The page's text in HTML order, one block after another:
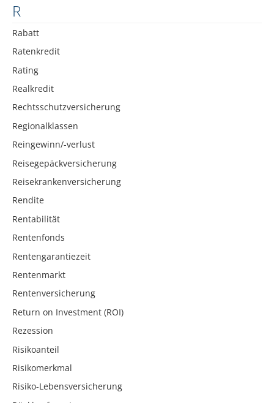
R
Rabatt
Ratenkredit
Rating
Realkredit
Rechtsschutzversicherung
Regionalklassen
Reingewinn/-verlust
Reisegepäckversicherung
Reisekrankenversicherung
Rendite
Rentabilität
Rentenfonds
Rentengarantiezeit
Rentenmarkt
Rentenversicherung
Return on Investment (ROI)
Rezession
Risikoanteil
Risikomerkmal
Risiko-Lebensversicherung